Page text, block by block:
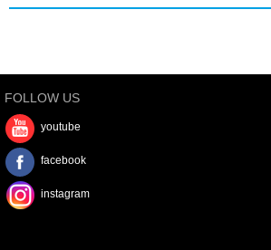
FOLLOW US
youtube
facebook
instagram